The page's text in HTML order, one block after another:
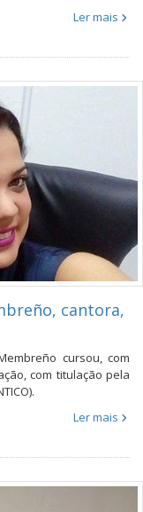
Ler mais
cantora,
cursou, com
com titulação pela
Ler mais